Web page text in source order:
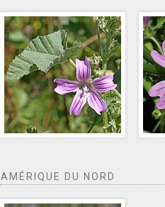
AMÉRIQUE DU NORD